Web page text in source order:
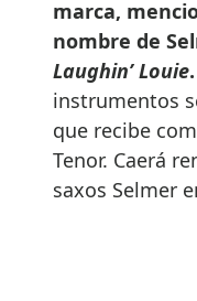
marca,
nombre de
Laughin’ Louie.
instrumentos
que recibe
Tenor. Caerá
saxos Selmer